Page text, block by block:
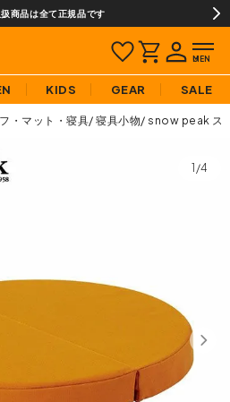
商品は全て正規品です
KIDS GEAR SALE
・マット・寝具 寝具小物 snow peak ス
1/4